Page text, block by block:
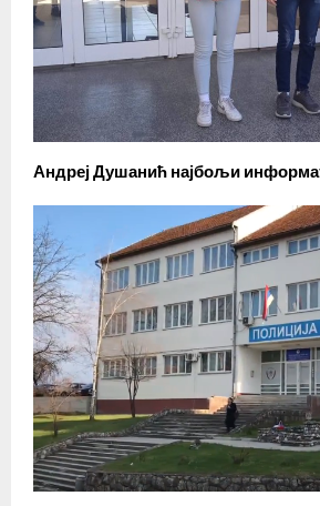
Андреј Душанић најбољи